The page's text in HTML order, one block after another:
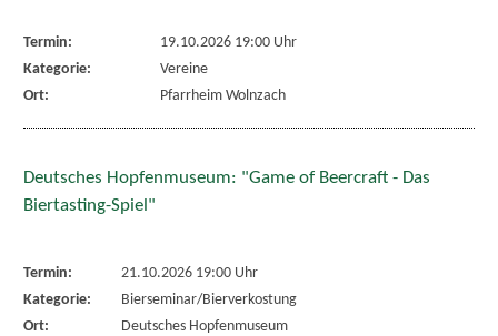
Termin:
19.10.2026 19:00 Uhr
Kategorie:
Vereine
Ort:
Pfarrheim Wolnzach
Deutsches Hopfenmuseum: "Game of Beercraft - Das
Biertasting-Spiel"
Termin:
21.10.2026 19:00 Uhr
Kategorie:
Bierseminar/Bierverkostung
Ort:
Deutsches Hopfenmuseum